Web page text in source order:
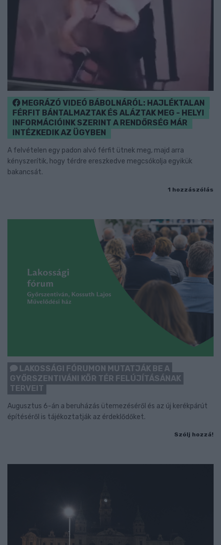
MEGRÁZÓ VIDEÓ BÁBOLNÁRÓL: HAJLÉKTALAN
FÉRFIT BÁNTALMAZTAK ÉS ALÁZTAK MEG - HELYI
INFORMÁCIÓINK SZERINT A RENDŐRSÉG MÁR
INTÉZKEDIK AZ ÜGYBEN
A felvételen egy padon alvó férfit ütnek meg, majd arra
kényszerítik, hogy térdre ereszkedve megcsókolja egyikük
bakancsát.
1 hozzászólás
LAKOSSÁGI FÓRUMON MUTATJÁK BE A
GYŐRSZENTIVÁNI KÖR TÉR FELÚJÍTÁSÁNAK
TERVEIT
Augusztus 6-án a beruházás ütemezéséről és az új kerékpárút
építéséről is tájékoztatják az érdeklődőket.
Szólj hozzá!